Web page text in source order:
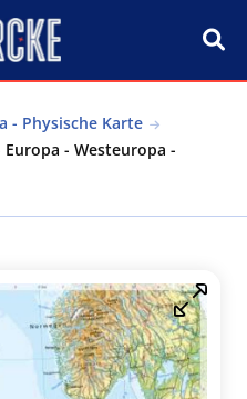
- Physische Karte
- Westeuropa -